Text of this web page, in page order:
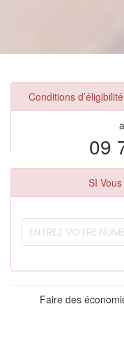
Conditions
09
SI
Faire des